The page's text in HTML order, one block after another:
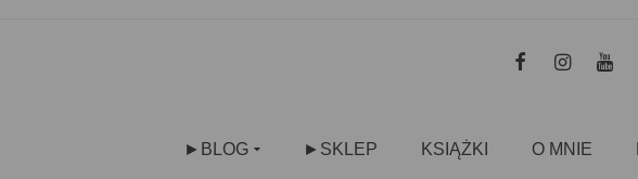
►BLOG ►SKLEP KSIĄŻKI O MNIE